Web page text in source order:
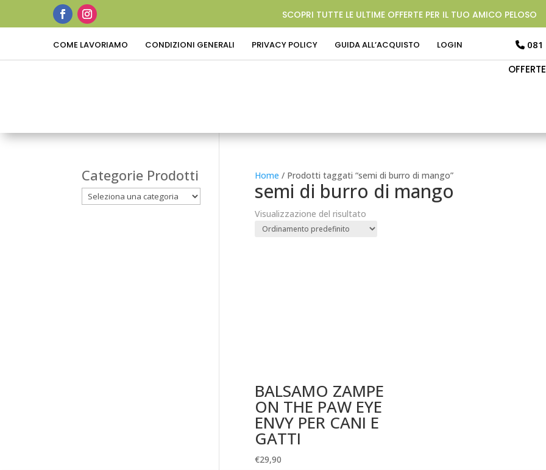
SCOPRI TUTTE LE ULTIME OFFERTE PER IL TUO AMICO PELOSO
COME LAVORIAMO CONDIZIONI GENERALI PRIVACY POLICY GUIDA ALL’ACQUISTO LOGIN 081
OFFERTE
Home / Prodotti taggati “semi di burro di mango”
semi di burro di mango
Visualizzazione del risultato
BALSAMO ZAMPE
ON THE PAW EYE
ENVY PER CANI E
GATTI
€29,90
Categorie Prodotti